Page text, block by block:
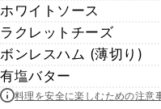
ホワイトソース
ラクレットチーズ
ボンレスハム (薄切り)
有塩バター
料理を安全に楽しむための注意